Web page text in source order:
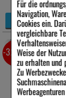
Für die
Navigation,
Cookies ein.
vergleichbare
Weise der
zu erhalten und
Zu
Details
-32,5%